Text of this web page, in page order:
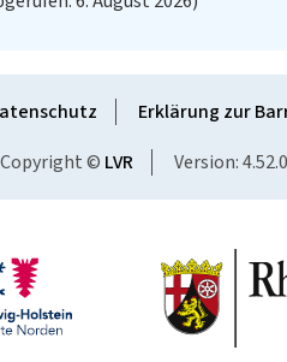
Erklärung zur
Copyright © LVR Version: 4.52.0